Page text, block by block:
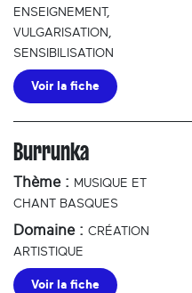
ENSEIGNEMENT,
VULGARISATION,
SENSIBILISATION
Voir la fiche
Burrunka
Thème : MUSIQUE ET
CHANT BASQUES
Domaine : CRÉATION
ARTISTIQUE
Voir la fiche